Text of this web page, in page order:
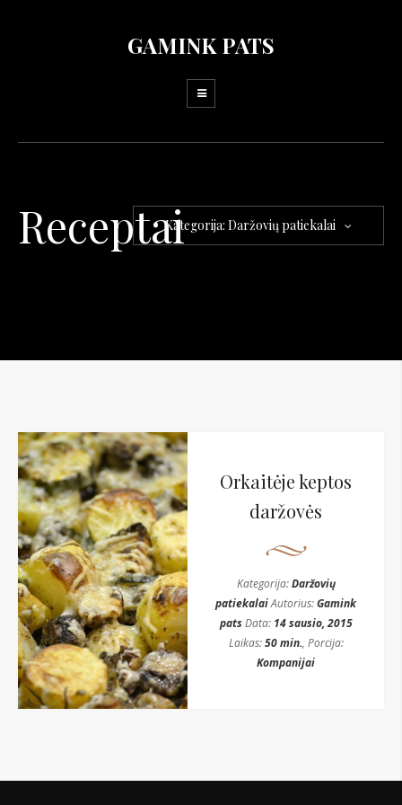
GAMINK PATS
ReceptaiKategorija: Daržovių patiekalai
Orkaitėje keptos
daržovės
Kategorija:Daržovių
patiekalaiAutorius:Gamink
patsData: 14 sausio, 2015
Laikas:50 min., Porcija:
Kompanijai